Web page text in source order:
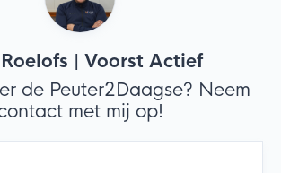
Roelofs | Voorst Actief
de Peuter2Daagse? Neem
met mij op!